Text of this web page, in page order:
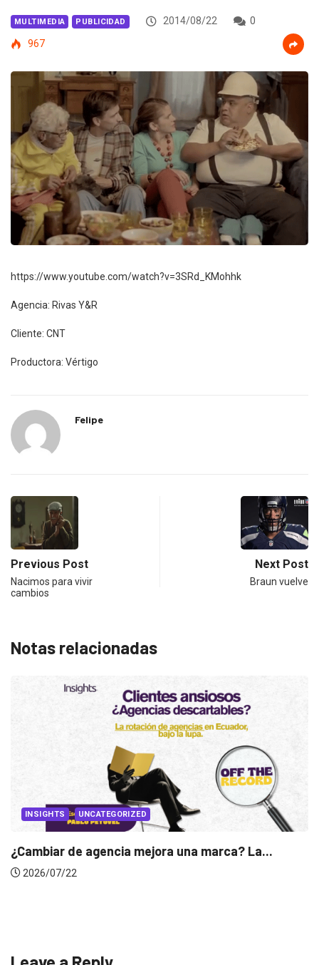
MULTIMEDIA PUBLICIDAD 2014/08/22
0
967
https://www.youtube.com/watch?v=3SRd_KMohhk
Agencia: Rivas Y&R
Cliente: CNT
Productora: Vértigo
Felipe
Previous Post
Nacimos para vivir
cambios
Next Post
Braun vuelve
Notas relacionadas
La... INSIGHTS